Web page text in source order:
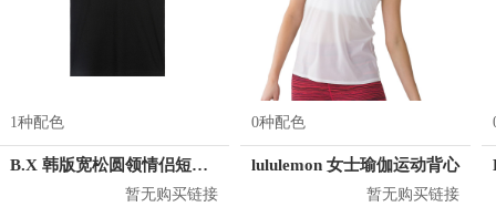
1种配色
B.X 韩版宽松圆领情侣短袖T恤 男女同款 T-6202-002001
暂无购买链接
0种配色
lululemon 女士瑜伽运动背心
暂无购买链接